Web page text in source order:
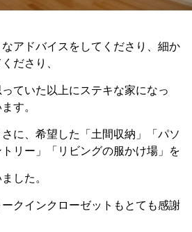
アドバイスをしてくださり、細か
ださり、
ていた以上にステキな家になっ
す。
に、希望した「土間収納」「パソ
リー」「リビングの服かけ場」を
した。
クインクローゼットもとても感謝